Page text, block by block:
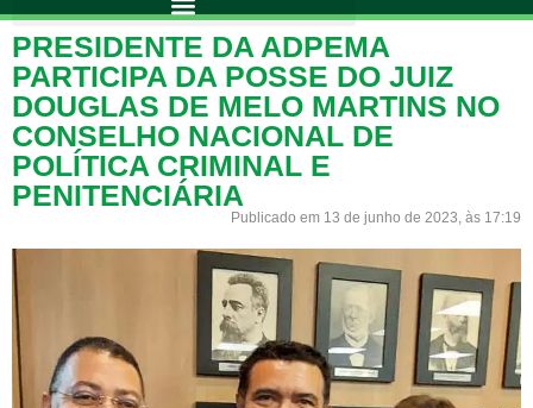
PRESIDENTE DA ADPEMA
PARTICIPA DA POSSE DO JUIZ
DOUGLAS DE MELO MARTINS NO
CONSELHO NACIONAL DE
POLÍTICA CRIMINAL E
PENITENCIÁRIA
Publicado em 13 de junho de 2023, às 17:19